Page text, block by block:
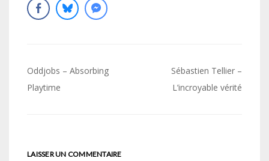
Navigation
de
Oddjobs – Absorbing
Playtime
Sébastien Tellier –
L’incroyable vérité
LAISSER UN COMMENTAIRE